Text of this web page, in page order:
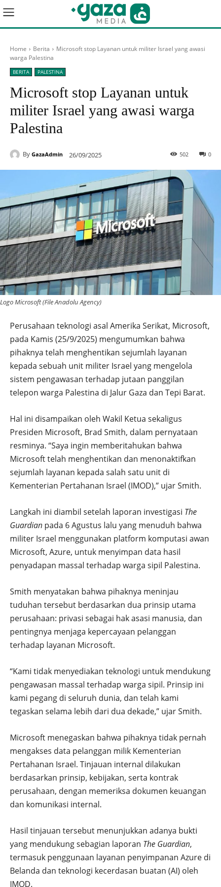
Home Berita
Microsoft stop Layanan untuk militer Israel yang awasi
warga Palestina
BERITA PALESTINA
Microsoft stop Layanan untuk
militer Israel yang awasi warga
Palestina
By GazaAdmin 26/09/2025 0
502
Logo Microsoft (File Anadolu Agency)
Perusahaan teknologi asal Amerika Serikat, Microsoft,
pada Kamis (25/9/2025) mengumumkan bahwa
pihaknya telah menghentikan sejumlah layanan
kepada sebuah unit militer Israel yang mengelola
sistem pengawasan terhadap jutaan panggilan
telepon warga Palestina di Jalur Gaza dan Tepi Barat.
Hal ini disampaikan oleh Wakil Ketua sekaligus
Presiden Microsoft, Brad Smith, dalam pernyataan
resminya. “Saya ingin memberitahukan bahwa
Microsoft telah menghentikan dan menonaktifkan
sejumlah layanan kepada salah satu unit di
Kementerian Pertahanan Israel (IMOD),” ujar Smith.
Langkah ini diambil setelah laporan investigasi The
Guardian pada 6 Agustus lalu yang menuduh bahwa
militer Israel menggunakan platform komputasi awan
Microsoft, Azure, untuk menyimpan data hasil
penyadapan massal terhadap warga sipil Palestina.
Smith menyatakan bahwa pihaknya meninjau
tuduhan tersebut berdasarkan dua prinsip utama
perusahaan: privasi sebagai hak asasi manusia, dan
pentingnya menjaga kepercayaan pelanggan
terhadap layanan Microsoft.
“Kami tidak menyediakan teknologi untuk mendukung
pengawasan massal terhadap warga sipil. Prinsip ini
kami pegang di seluruh dunia, dan telah kami
tegaskan selama lebih dari dua dekade,” ujar Smith.
Microsoft menegaskan bahwa pihaknya tidak pernah
mengakses data pelanggan milik Kementerian
Pertahanan Israel. Tinjauan internal dilakukan
berdasarkan prinsip, kebijakan, serta kontrak
perusahaan, dengan memeriksa dokumen keuangan
dan komunikasi internal.
Hasil tinjauan tersebut menunjukkan adanya bukti
yang mendukung sebagian laporan The Guardian,
termasuk penggunaan layanan penyimpanan Azure di
Belanda dan teknologi kecerdasan buatan (AI) oleh
IMOD.